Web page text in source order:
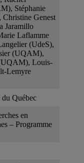
Stéphanie
Genest
Jaramillo
Laflamme
(UdeS),
(UQAM),
Louis-
Lemyre
Québec
en
– Programme